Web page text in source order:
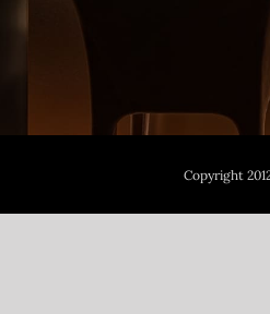
Copyright